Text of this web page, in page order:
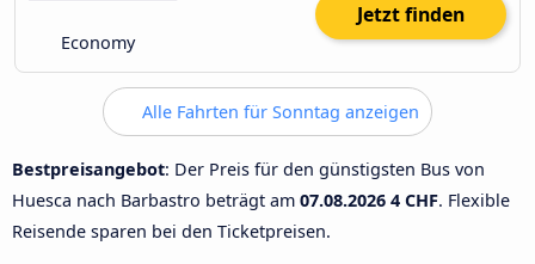
Economy
Jetzt finden
Alle Fahrten für Sonntag anzeigen
Bestpreisangebot: Der Preis für den günstigsten Bus von
Huesca nach Barbastro beträgt am 07.08.2026 4 CHF. Flexible
Reisende sparen bei den Ticketpreisen.